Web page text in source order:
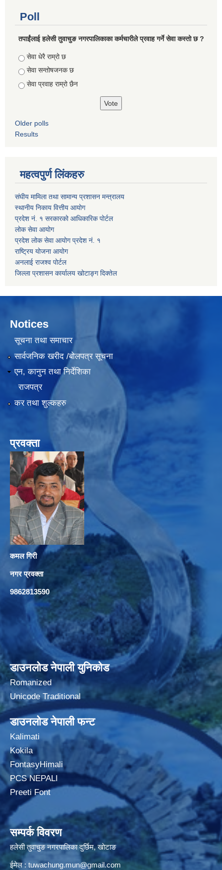
Poll
तपाईंलाई हलेसी तुवाचुङ नगरपालिकाका कर्मचारीले प्रवाह गर्ने सेवा कस्तो छ ?
Choices
सेवा धेरै राम्रो छ
सेवा सन्तोषजनक छ
सेवा प्रवाह राम्रो छैन
Older polls
Results
महत्वपुर्ण लिंकहरु
संघीय मामिला तथा सामान्य प्रशासन मन्त्रालय
स्थानीय निकाय वित्तीय आयोग
प्रदेश नं. १ सरकारको आधिकारिक पोर्टल
लोक सेवा आयोग
प्रदेश लोक सेवा आयोग प्रदेश नं. १
राष्ट्रिय योजना आयोग
अनलाई राजश्व पोर्टल
जिल्ला प्रशासन कार्यालय खोटाङ्ग दिक्तेल
Notices
सूचना तथा समाचार
सार्वजनिक खरीद /बोलपत्र सूचना
एन, कानुन तथा निर्देशिका
राजपत्र
कर तथा शुल्कहरु
प्रवक्ता
कमल गिरी
नगर प्रवक्ता
9862813590
डाउनलोड नेपाली युनिकोड
Romanized
Unicode Traditional
डाउनलोड नेपाली फन्ट
Kalimati
Kokila
FontasyHimali
PCS NEPALI
Preeti Font
सम्पर्क विवरण
हलेसी तुवाचुङ नगरपालिका दुर्छिम, खाेटाङ
ईमेल : tuwachung.mun@gmail.com